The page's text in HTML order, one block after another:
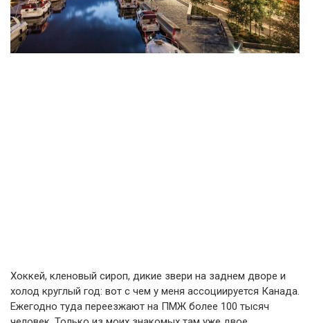
Хоккей, кленовый сироп, дикие звери на заднем дворе и
холод круглый год: вот с чем у меня ассоциируется Канада.
Ежегодно туда переезжают на ПМЖ более 100 тысяч